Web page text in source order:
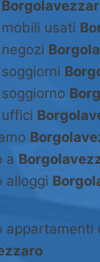
usati
a
alloggi
appartamenti